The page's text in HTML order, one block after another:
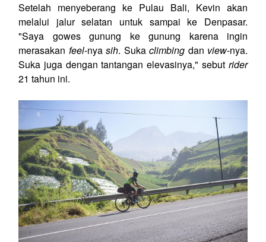
Setelah menyeberang ke Pulau Bali, Kevin akan
melalui jalur selatan untuk sampai ke Denpasar.
"Saya gowes gunung ke gunung karena ingin
merasakan feel-nya sih. Suka climbing dan view-nya.
Suka juga dengan tantangan elevasinya," sebut rider
21 tahun ini.